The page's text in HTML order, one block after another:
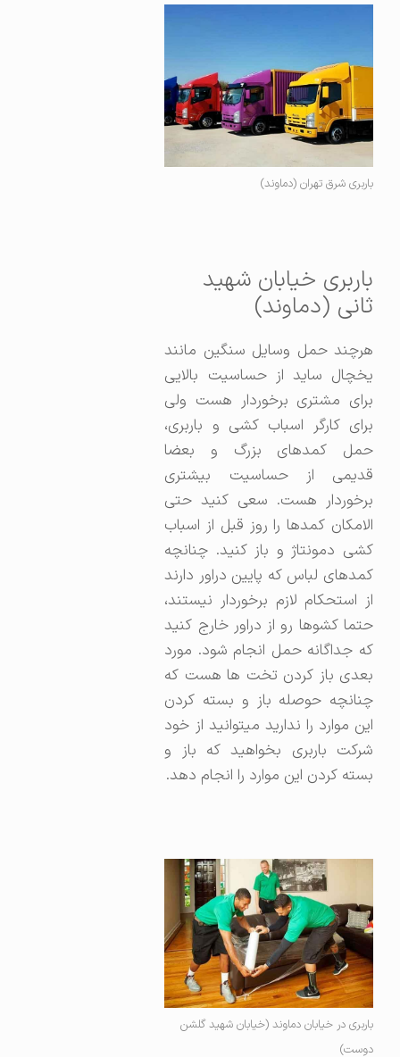
باربری شرق تهران (دماوند)
باربری خیابان شهید
ثانی (دماوند)
هرچند حمل وسایل سنگین مانند
یخچال ساید از حساسیت بالایی
برای مشتری برخوردار هست ولی
برای کارگر اسباب کشی و باربری،
حمل کمدهای بزرگ و بعضا
قدیمی از حساسیت بیشتری
برخوردار هست. سعی کنید حتی
الامکان کمدها را روز قبل از اسباب
کشی دمونتاژ و باز کنید. چنانچه
کمدهای لباس که پایین دراور دارند
از استحکام لازم برخوردار نیستند،
حتما کشوها رو از دراور خارج کنید
که جداگانه حمل انجام شود. مورد
بعدی باز کردن تخت ها هست که
چنانچه حوصله باز و بسته کردن
این موارد را ندارید میتوانید از خود
شرکت باربری بخواهید که باز و
بسته کردن این موارد را انجام دهد.
باربری در خیابان دماوند (خیابان شهید گلشن
دوست)